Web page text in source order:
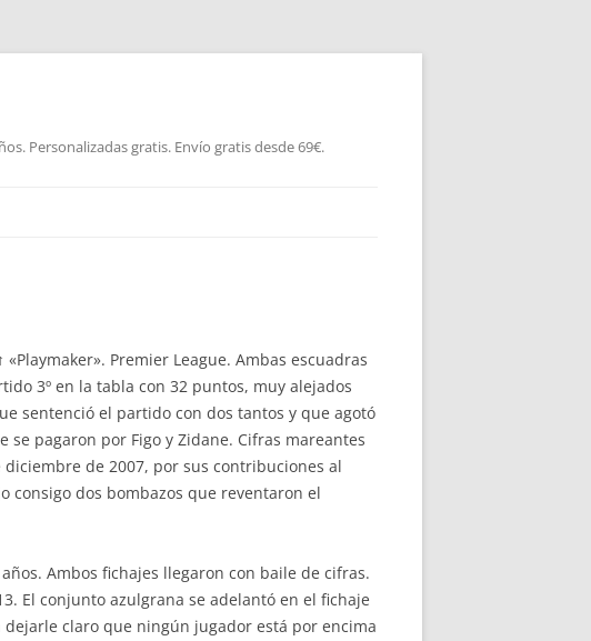
Personalizadas gratis. Envío gratis desde 69€.
Premier League. Ambas escuadras
3º en la tabla con 32 puntos, muy alejados
sentenció el partido con dos tantos y que agotó
pagaron por Figo y Zidane. Cifras mareantes
de 2007, por sus contribuciones al
consigo dos bombazos que reventaron el
Ambos fichajes llegaron con baile de cifras.
El conjunto azulgrana se adelantó en el fichaje
claro que ningún jugador está por encima